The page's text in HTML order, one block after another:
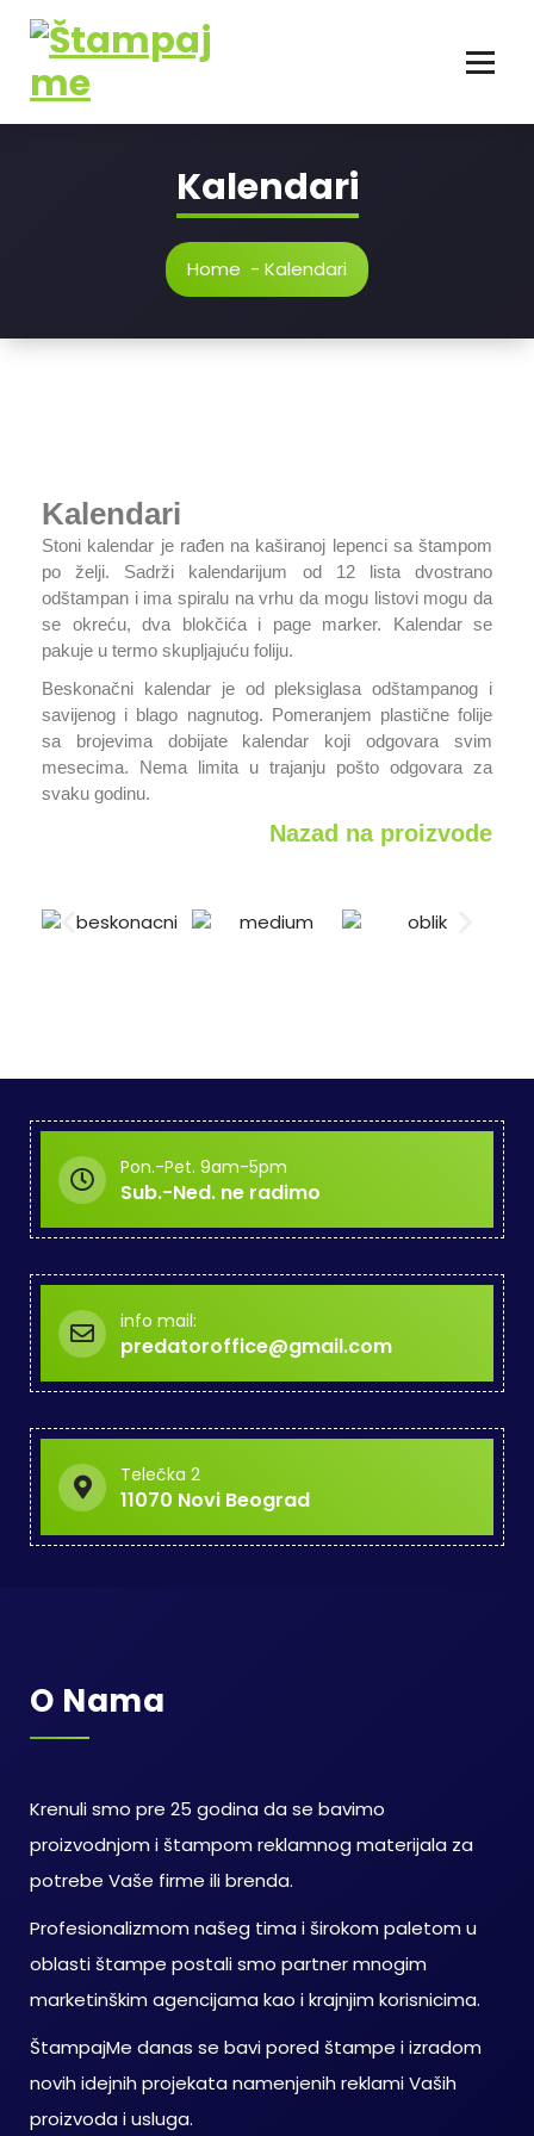
Kalendari
Home - Kalendari
Kalendari
Stoni kalendar je rađen na kaširanoj lepenci sa štampom
po želji. Sadrži kalendarijum od 12 lista dvostrano
odštampan i ima spiralu na vrhu da mogu listovi mogu da
se okreću, dva blokčića i page marker. Kalendar se
pakuje u termo skupljajuću foliju.
Beskonačni kalendar je od pleksiglasa odštampanog i
savijenog i blago nagnutog. Pomeranjem plastične folije
sa brojevima dobijate kalendar koji odgovara svim
mesecima. Nema limita u trajanju pošto odgovara za
svaku godinu.
Nazad na proizvode
Pon.-Pet. 9am-5pm
Sub.-Ned. ne radimo
info mail:
predatoroffice@gmail.com
Telečka 2
11070 Novi Beograd
O Nama
Krenuli smo pre 25 godina da se bavimo
proizvodnjom i štampom reklamnog materijala za
potrebe Vaše firme ili brenda.
Profesionalizmom našeg tima i širokom paletom u
oblasti štampe postali smo partner mnogim
marketinškim agencijama kao i krajnjim korisnicima.
ŠtampajMe danas se bavi pored štampe i izradom
novih idejnih projekata namenjenih reklami Vaših
proizvoda i usluga.